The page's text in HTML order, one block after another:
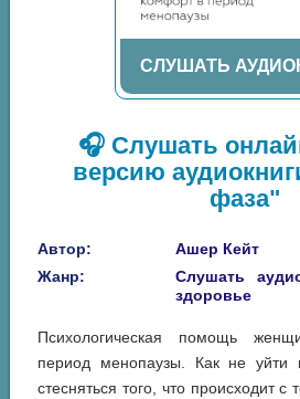
СЛУШАТЬ
🎧 Слушать
версию
фаза"
Автор:
Ашер Кейт
Жанр:
Слушать
здоровье
Психологическая помощь
период менопаузы. Как не уйти
стесняться того, что происходит